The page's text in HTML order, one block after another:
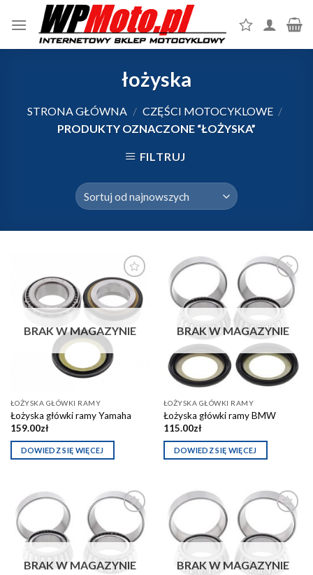
łożyska
STRONA GŁÓWNA / CZĘŚCI MOTOCYKLOWE /
PRODUKTY OZNACZONE “ŁOŻYSKA”
FILTRUJ
Dodaj do
schowka
BRAK W MAGAZYNIE
ŁOŻYSKA GŁÓWKI RAMY
Łożyska główki ramy Yamaha
159.00zł
DOWIEDZ SIĘ WIĘCEJ
Dodaj do
schowka
BRAK W MAGAZYNIE
ŁOŻYSKA GŁÓWKI RAMY
Łożyska główki ramy BMW
115.00zł
DOWIEDZ SIĘ WIĘCEJ
Dodaj do
schowka
BRAK W MAGAZYNIE
Dodaj do
schowka
BRAK W MAGAZYNIE